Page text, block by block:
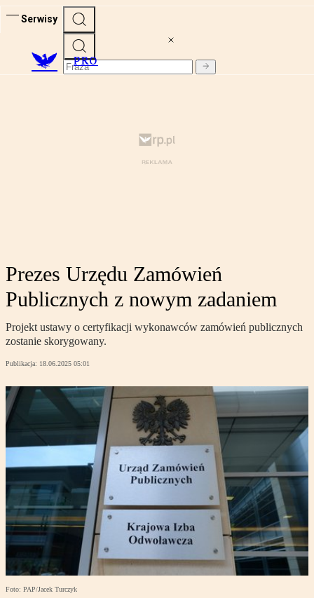
Serwisy
PRO
Prezes Urzędu Zamówień
Publicznych z nowym zadaniem
Projekt ustawy o certyfikacji wykonawców zamówień publicznych
zostanie skorygowany.
Publikacja: 18.06.2025 05:01
Foto: PAP/Jacek Turczyk